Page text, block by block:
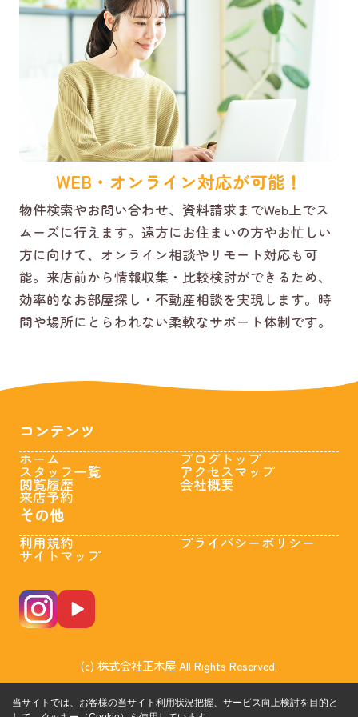
WEB・オンライン対応が可能！
物件検索やお問い合わせ、資料請求までWeb上でス
ムーズに行えます。遠方にお住まいの方やお忙しい
方に向けて、オンライン相談やリモート対応も可
能。来店前から情報収集・比較検討ができるため、
効率的なお部屋探し・不動産相談を実現します。時
間や場所にとらわれない柔軟なサポート体制です。
コンテンツ
ホーム
スタッフ一覧
閲覧履歴
来店予約
ブログトップ
アクセスマップ
会社概要
その他
利用規約
サイトマップ
プライバシーポリシー
(c) 株式会社正木屋 All Rights Reserved.
当サイトでは、お客様の当サイト利用状況把握、サービス向上検討を目的と